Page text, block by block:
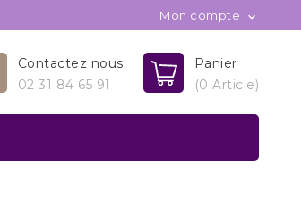
Mon compte 
Panier
(0 Article)
Contactez nous
02 31 84 65 91